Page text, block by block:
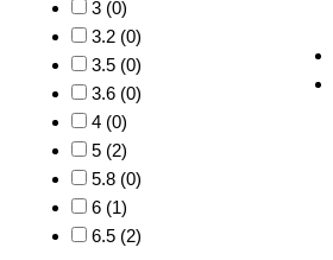
3 (0)
3.2 (0)
3.5 (0)
3.6 (0)
4 (0)
5 (2)
5.8 (0)
6 (1)
6.5 (2)